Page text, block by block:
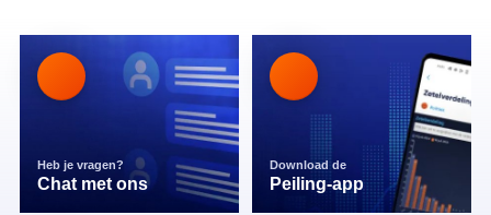
Heb je vragen?
Chat met ons
Download de
Peiling-app